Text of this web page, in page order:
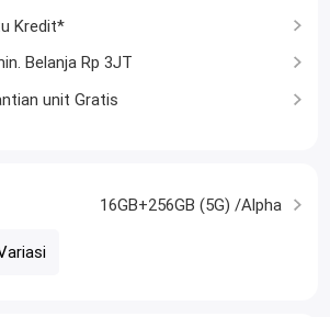
Kredit*
Belanja Rp 3JT
unit Gratis
16GB+256GB (5G) /Alpha